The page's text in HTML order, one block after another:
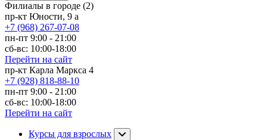
Филиалы в городе (2)
пр-кт Юности, 9 а
+7 (968) 267-07-08
пн-пт 9:00 - 21:00
сб-вс: 10:00-18:00
Перейти на сайт
пр-кт Карла Маркса 4
+7 (928) 818-88-10
пн-пт 9:00 - 21:00
сб-вс: 10:00-18:00
Перейти на сайт
Курсы для взрослых